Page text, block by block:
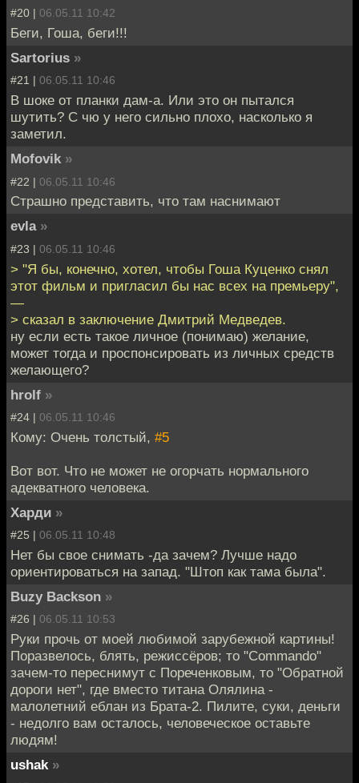
#20 | 06.05.11 10:42
Беги, Гоша, беги!!!
Sartorius »
#21 | 06.05.11 10:46
В шоке от планки дам-а. Или это он пытался
шутить? С чю у него сильно плохо, насколько я
заметил.
Mofovik »
#22 | 06.05.11 10:46
Страшно представить, что там наснимают
evla »
#23 | 06.05.11 10:46
> "Я бы, конечно, хотел, чтобы Гоша Куценко снял
этот фильм и пригласил бы нас всех на премьеру",
—
> сказал в заключение Дмитрий Медведев.
ну если есть такое личное (понимаю) желание,
может тогда и проспонсировать из личных средств
желающего?
hrolf »
#24 | 06.05.11 10:46
Кому: Очень толстый, #5
Вот вот. Что не может не огорчать нормального
адекватного человека.
Харди »
#25 | 06.05.11 10:48
Нет бы свое снимать -да зачем? Лучше надо
ориентироваться на запад. "Штоп как тама была".
Buzy Backson »
#26 | 06.05.11 10:53
Руки прочь от моей любимой зарубежной картины!
Поразвелось, блять, режиссёров; то "Commando"
зачем-то переснимут с Пореченковым, то "Обратной
дороги нет", где вместо титана Олялина -
малолетний еблан из Брата-2. Пилите, суки, деньги
- недолго вам осталось, человеческое оставьте
людям!
ushak »